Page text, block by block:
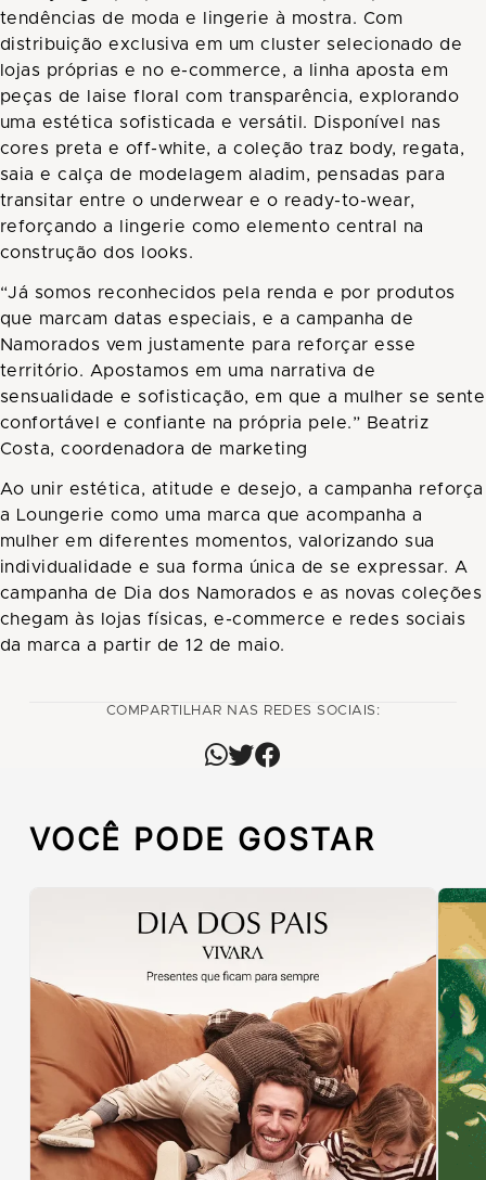
tendências de moda e lingerie à mostra. Com
distribuição exclusiva em um cluster selecionado de
lojas próprias e no e-commerce, a linha aposta em
peças de laise floral com transparência, explorando
uma estética sofisticada e versátil. Disponível nas
cores preta e off-white, a coleção traz body, regata,
saia e calça de modelagem aladim, pensadas para
transitar entre o underwear e o ready-to-wear,
reforçando a lingerie como elemento central na
construção dos looks.
“Já somos reconhecidos pela renda e por produtos
que marcam datas especiais, e a campanha de
Namorados vem justamente para reforçar esse
território. Apostamos em uma narrativa de
sensualidade e sofisticação, em que a mulher se sente
confortável e confiante na própria pele.” Beatriz
Costa, coordenadora de marketing
Ao unir estética, atitude e desejo, a campanha reforça
a Loungerie como uma marca que acompanha a
mulher em diferentes momentos, valorizando sua
individualidade e sua forma única de se expressar. A
campanha de Dia dos Namorados e as novas coleções
chegam às lojas físicas, e-commerce e redes sociais
da marca a partir de 12 de maio.
COMPARTILHAR NAS REDES SOCIAIS:
VOCÊ PODE GOSTAR